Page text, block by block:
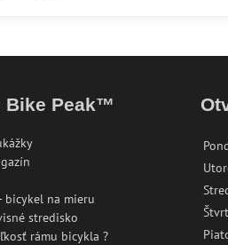
Bike Peak™
bicykel na mieru
stredisko
rámu bicykla ?